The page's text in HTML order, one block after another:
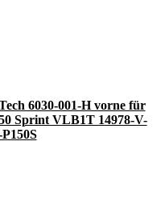
6030-001-H vorne für
Sprint VLB1T 14978-V-